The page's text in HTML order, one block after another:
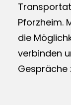
Pforzheim.
die
verbinden
Gespräche